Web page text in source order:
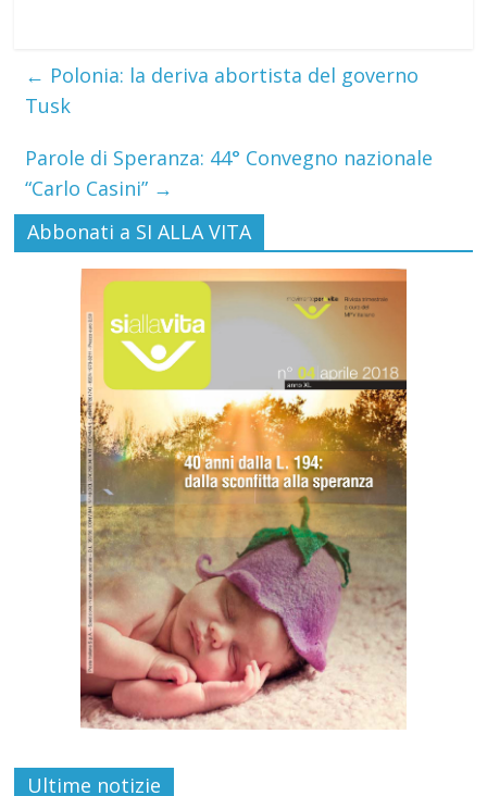
← Polonia: la deriva abortista del governo
Tusk
Parole di Speranza: 44° Convegno nazionale
“Carlo Casini” →
Abbonati a SI ALLA VITA
Ultime notizie